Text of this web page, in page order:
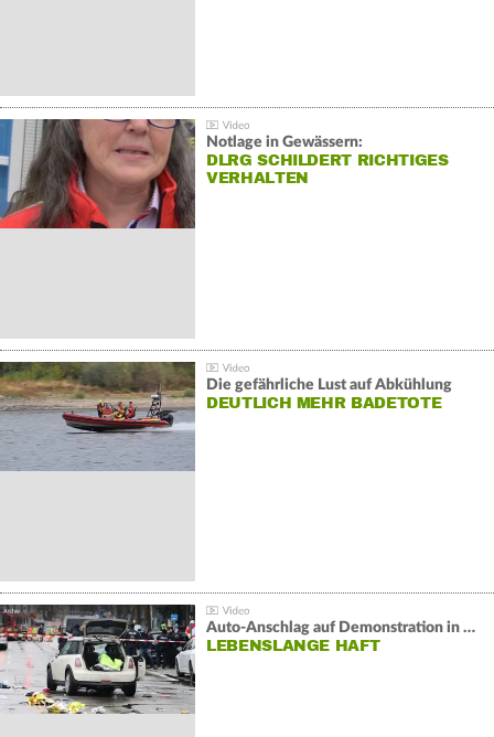
Notlage in Gewässern:
DLRG SCHILDERT RICHTIGES
VERHALTEN
Die gefährliche Lust auf Abkühlung
DEUTLICH MEHR BADETOTE
Auto-Anschlag auf Demonstration in München:
LEBENSLANGE HAFT